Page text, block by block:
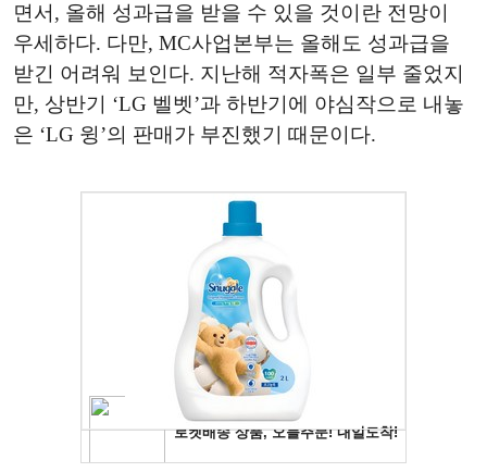
면서, 올해 성과급을 받을 수 있을 것이란 전망이
우세하다. 다만, MC사업본부는 올해도 성과급을
받긴 어려워 보인다. 지난해 적자폭은 일부 줄었지
만, 상반기 ‘LG 벨벳’과 하반기에 야심작으로 내놓
은 ‘LG 윙’의 판매가 부진했기 때문이다.